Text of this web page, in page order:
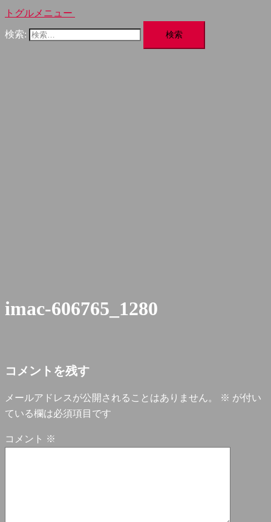
トグルメニュー
検索:
imac-606765_1280
コメントを残す
メールアドレスが公開されることはありません。 ※ が付い
ている欄は必須項目です
コメント ※